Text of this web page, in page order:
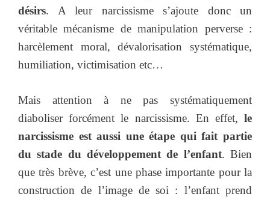
désirs. A leur narcissisme s’ajoute donc un
véritable mécanisme de manipulation perverse :
harcèlement moral, dévalorisation systématique,
humiliation, victimisation etc…
Mais attention à ne pas systématiquement
diaboliser forcément le narcissisme. En effet, le
narcissisme est aussi une étape qui fait partie
du stade du développement de l’enfant. Bien
que très brève, c’est une phase importante pour la
construction de l’image de soi : l’enfant prend